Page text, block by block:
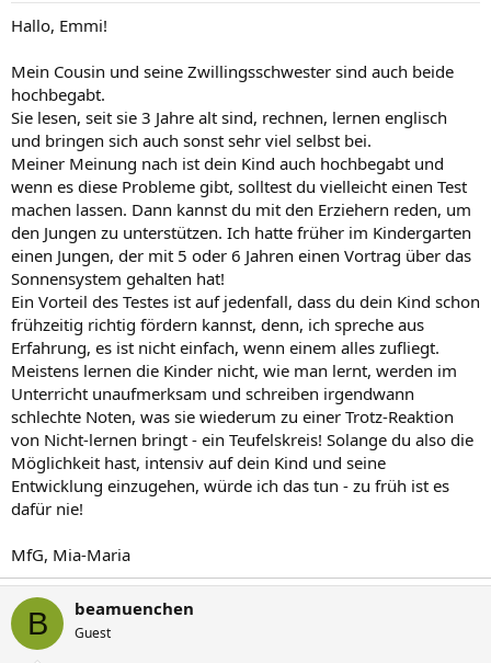
Hallo, Emmi!
Mein Cousin und seine Zwillingsschwester sind auch beide
hochbegabt.
Sie lesen, seit sie 3 Jahre alt sind, rechnen, lernen englisch
und bringen sich auch sonst sehr viel selbst bei.
Meiner Meinung nach ist dein Kind auch hochbegabt und
wenn es diese Probleme gibt, solltest du vielleicht einen Test
machen lassen. Dann kannst du mit den Erziehern reden, um
den Jungen zu unterstützen. Ich hatte früher im Kindergarten
einen Jungen, der mit 5 oder 6 Jahren einen Vortrag über das
Sonnensystem gehalten hat!
Ein Vorteil des Testes ist auf jedenfall, dass du dein Kind schon
frühzeitig richtig fördern kannst, denn, ich spreche aus
Erfahrung, es ist nicht einfach, wenn einem alles zufliegt.
Meistens lernen die Kinder nicht, wie man lernt, werden im
Unterricht unaufmerksam und schreiben irgendwann
schlechte Noten, was sie wiederum zu einer Trotz-Reaktion
von Nicht-lernen bringt - ein Teufelskreis! Solange du also die
Möglichkeit hast, intensiv auf dein Kind und seine
Entwicklung einzugehen, würde ich das tun - zu früh ist es
dafür nie!
MfG, Mia-Maria
B beamuenchen
Guest